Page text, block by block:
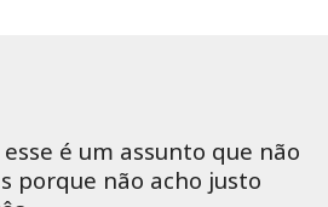
é um assunto que não
porque não acho justo